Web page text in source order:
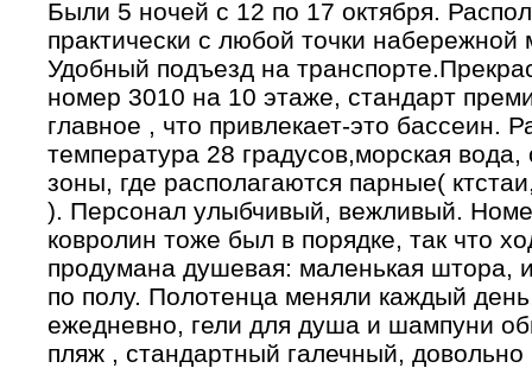
Были 5 ночей с 12 по 17 октября.
практически с любой точки
Удобный подъезд на
номер 3010 на 10 этаже, стандарт
главное , что привлекает-это бассеин.
температура 28 градусов,морская
зоны, где располагаются парные(
). Персонал улыбчивый, вежливый.
ковролин тоже был в порядке, так что
продумана душевая: маленькая штора,
по полу. Полотенца меняли каждый
ежедневно, гели для душа и шампуни
пляж , стандартный галечный,